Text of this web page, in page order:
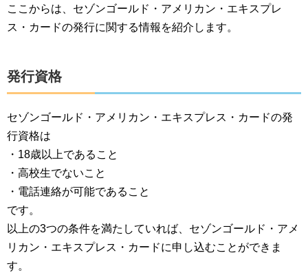
ここからは、セゾンゴールド・アメリカン・エキスプレ
ス・カードの発行に関する情報を紹介します。
発行資格
セゾンゴールド・アメリカン・エキスプレス・カードの発
行資格は
・18歳以上であること
・高校生でないこと
・電話連絡が可能であること
です。
以上の3つの条件を満たしていれば、セゾンゴールド・アメ
リカン・エキスプレス・カードに申し込むことができま
す。